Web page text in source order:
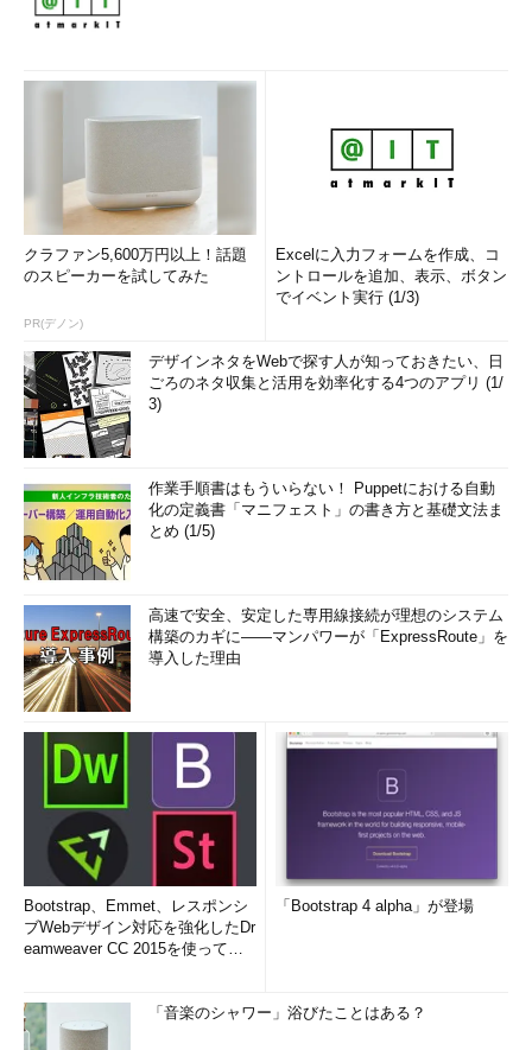
クラファン5,600万円以上！話題
のスピーカーを試してみた
PR(デノン)
Excelに入力フォームを作成、コ
ントロールを追加、表示、ボタン
でイベント実行 (1/3)
デザインネタをWebで探す人が知っておきたい、日
ごろのネタ収集と活用を効率化する4つのアプリ (1/
3)
作業手順書はもういらない！ Puppetにおける自動
化の定義書「マニフェスト」の書き方と基礎文法ま
とめ (1/5)
高速で安全、安定した専用線接続が理想のシステム
構築のカギに――マンパワーが「ExpressRoute」を
導入した理由
Bootstrap、Emmet、レスポンシ
ブWebデザイン対応を強化したDr
eamweaver CC 2015を使って
「Bootstrap 4 alpha」が登場
「音楽のシャワー」浴びたことはある？